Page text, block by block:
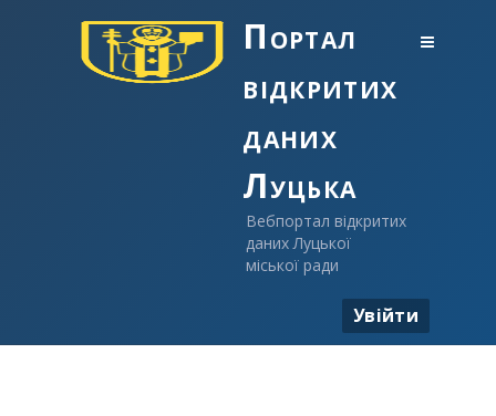
Портал
відкритих
даних
Луцька
Вебпортал відкритих
даних Луцької
міської ради
Увійти